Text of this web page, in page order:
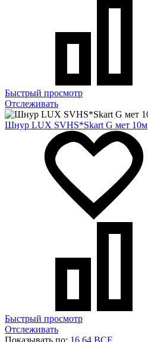
Быстрый просмотр
Отслеживать
Шнур LUX SVHS*Skart G мет 10м
Быстрый просмотр
Отслеживать
Показывать по: 16 64 ВСЕ